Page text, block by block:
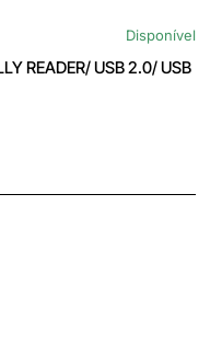
Disponível
READER/ USB 2.0/ USB